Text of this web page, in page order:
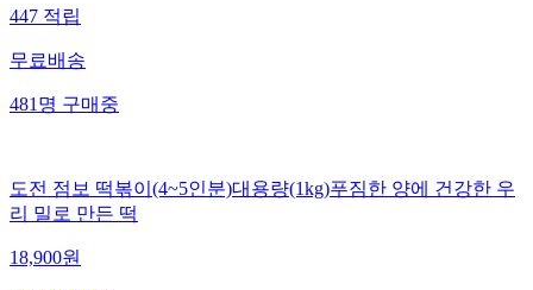
447 적립
무료배송
481 명 구매중
도전 점보 떡볶이(4~5인분)대용량(1kg)푸짐한 양에 건강한 우
리 밀로 만든 떡
18,900원